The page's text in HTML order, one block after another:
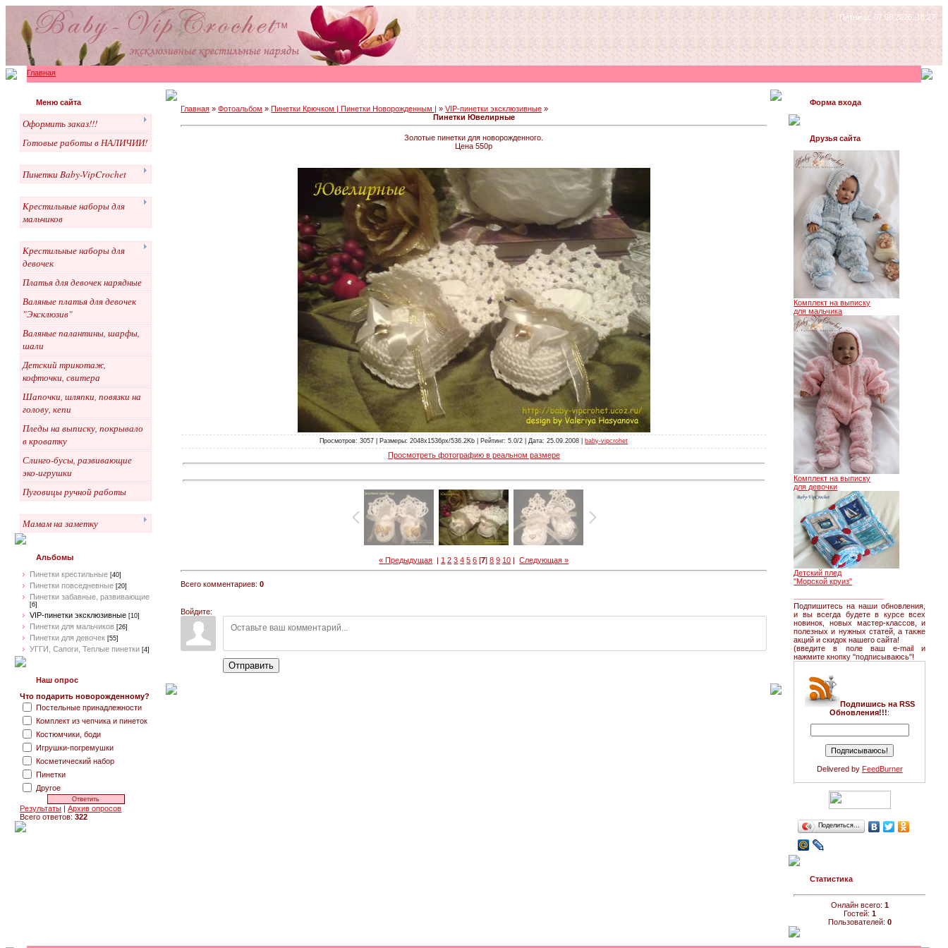
Пятница, 07.08.2026, 18:27
Главная
Меню сайта
Оформить заказ!!!
Готовые работы в НАЛИЧИИ!
Пинетки Baby-VipCrochet
Крестильные наборы для
мальчиков
Крестильные наборы для
девочек
Платья для девочек нарядные
Валяные платья для девочек
"Эксклюзив"
Валяные палантины, шарфы,
шали
Детский трикотаж,
кофточки, свитера
Шапочки, шляпки, повязки на
голову, кепи
Пледы на выписку, покрывало
в кроватку
Слинго-бусы, развивающие
эко-игрушки
Пуговицы ручной работы
Мамам на заметку
Альбомы
Пинетки крестильные [40]
Пинетки повседневные [20]
Пинетки забавные, развивающие
[6]
VIP-пинетки эксклюзивные [10]
Пинетки для мальчиков [26]
Пинетки для девочек [55]
УГГИ, Сапоги, Теплые пинетки [4]
Наш опрос
Что подарить новорожденному?
Постельные принадлежности
Комплект из чепчика и пинеток
Костюмчики, боди
Игрушки-погремушки
Косметический набор
Пинетки
Другое
Результаты |Архив опросов
Всего ответов:322
Главная »Фотоальбом »Пинетки Крючком | Пинетки Новорожденным | »VIP-пинетки эксклюзивные »
Пинетки Ювелирные
Золотые пинетки для новорожденного.
Цена 550р
Просмотров: 3057 | Размеры: 2048x1536px/536.2Kb | Рейтинг: 5.0/2 | Дата: 25.09.2008 | baby-vipcrohet
Просмотреть фотографию в реальном размере
« Предыдущая | 1 2 3 4 5 6 [7]8 9 10 |Следующая »
Всего комментариев:0
Войдите:
Отправить
Форма входа
Друзья сайта
Комплект на выписку
для мальчика
Комплект на выписку
для девочки
Детский плед
"Морской круиз"
Подпишитесь на наши обновления,
и вы всегда будете в курсе всех
новинок, новых мастер-классов, и
полезных и нужных статей, а также
акций и скидок нашего сайта!
(введите в поле ваш e-mail и
нажмите кнопку "подписываюсь"!
Подпишись на RSS
Обновления!!!:
Delivered by FeedBurner
Поделиться…
Статистика
Онлайн всего: 1
Гостей: 1
Пользователей: 0